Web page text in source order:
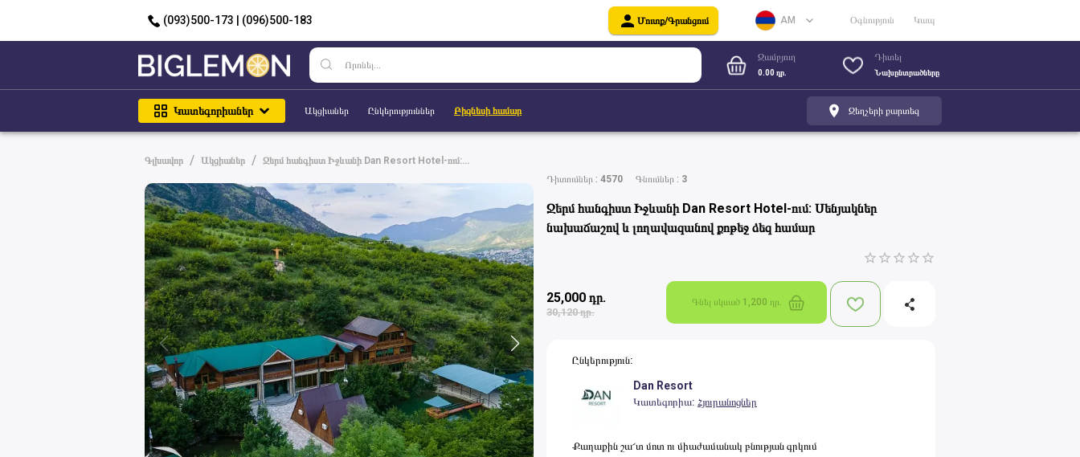
(093)500-173 | (096)500-183 Մուտք/Գրանցում AM Օգնություն Կապ
Զամբյուղ
0.00 դր.
Դիտել
Նախընտրածները
Կատեգորիաներ Ակցիաներ Ընկերություններ
Խանութներ
Ռեստորաններ և
սրճարաններ
Գեղեցկություն
Առողջություն
Ժամանց
Թատրոններ
Ֆիթնես
Կրթություն
Ավտո
Լողավազաններ
Բիզնեսի համար Զեղչերի քարտեզ
Գլխավոր / Ակցիաներ / Ջերմ հանգիստ Իջևանի Dan Resort Hotel-ում:
համար
Դիտումներ : 4570 Գնումներ : 3
Ջերմ հանգիստ Իջևանի Dan Resort Hotel-ում: Սենյակներ
նախաճաշով և լողավազանով քոթեջ ձեզ համար
25,000 դր.
30,120դր.
Գնել սկսած 1,200 դր.
Ընկերություն:
Dan Resort
Կատեգորիա: Հյուրանոցներ
Քաղաքին շա՜տ մոտ ու միաժամանակ բնության գրկում